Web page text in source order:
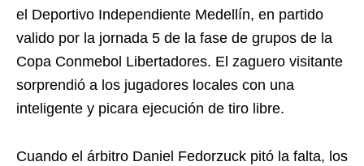
el Deportivo Independiente Medellín, en partido
valido por la jornada 5 de la fase de grupos de la
Copa Conmebol Libertadores. El zaguero visitante
sorprendió a los jugadores locales con una
inteligente y picara ejecución de tiro libre.
Cuando el árbitro Daniel Fedorzuck pitó la falta, los